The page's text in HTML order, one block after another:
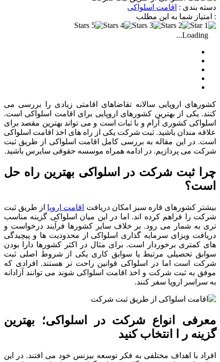
دسته بندی : اقامت اسلواکی
: امتیاز شما به این مطلب
Loading...
کشورهای اروپایی سالانه تقاضاهای اقامتی زیادی را بررسی می
کنند. یکی از بهترین کشورهای اروپایی برای اقامت اسلواکی است.
اسلواکی کشوری آرام و با ثبات است و می تواند بهترین مقصد برای
علاقه مندان باشید. ثبت شرکت یکی از راه های اخذ اقامت اسلواکی
است. در این مقاله به بررسی کامل اقامت اسلواکی از طریق ثبت
شرکت می پردازیم. در ادامه همراه موسسه حقوقی سایرس باشید.
چرا ثبت شرکت در اسلواکی بهترین راه حل
است؟
بیشتر کشورهای قاره سبز امکان دریافت اقامت اروپا از طریق ثبت
شرکت را فراهم کرده اند. اما در این میان اسلواکی گزینه مناسب
تری به شمار می رود. بر خلاف سایر کشورها فرآیند درخواست و
دریافت ویزای سرمایه گذاری اسلواکی از محدودیت ها و پیچیدگی
های کمتری برخوردار است. برای مثال در اکثر کشورها دارا بودن
سوابق تحصیلی مرتبط یا سوابق کاری یکی از شروط اصلی ثبت
شرکت است اما در اسلواکی قوانین راحت تر هستند. افرادی که
موفق به ثبت شرکت و اخذ اقامت اسلواکی شوند می توانند آزادانه
به سراسر اروپا سفر کنند.
معرفی انواع شرکت در اسلواکی؛ بهترین
گزینه ر ا انتخاب کنید
افراد با اهداف مختلفی به فکر توسعه بیزنس خود می افتند. در این